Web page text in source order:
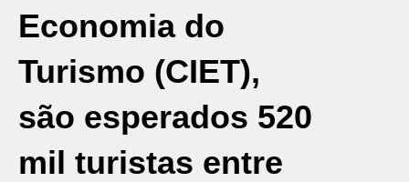
Economia do
Turismo (CIET),
são esperados 520
mil turistas entre